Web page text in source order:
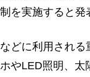
を実施すると発
どに利用される
やLED照明、太